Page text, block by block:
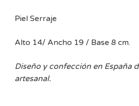
Piel Serraje
Alto 14/ Ancho 19 / Base 8 cm.
Diseño y confección en España
artesanal.